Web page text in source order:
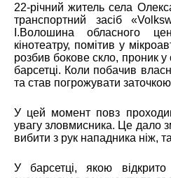
22-річний житель села
транспортний засіб
І.Волошина обласного
кінотеатру, помітив у
розбив бокове скло, проник
барсетці. Коли побачив
та став погрожувати
У цей момент повз
увагу зловмисника. Це дало
вибити з рук нападника ніж,
У барсетці, якою відкрито